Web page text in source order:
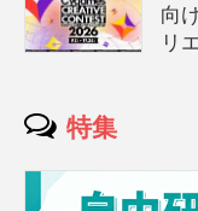
向
リ
特集